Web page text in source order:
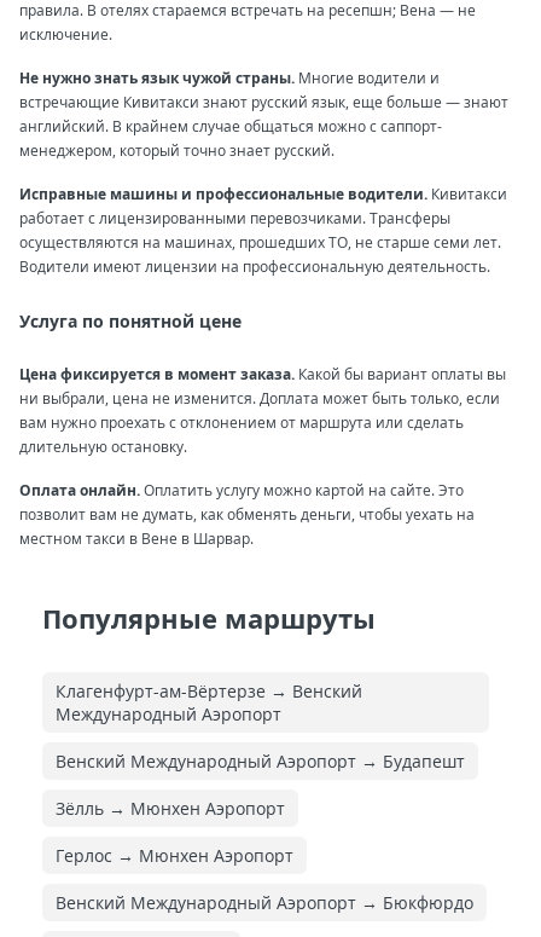
правила. В отелях стараемся встречать на ресепшн; Вена — не
исключение.
Не нужно знать язык чужой страны. Многие водители и
встречающие Кивитакси знают русский язык, еще больше — знают
английский. В крайнем случае общаться можно с саппорт-
менеджером, который точно знает русский.
Исправные машины и профессиональные водители. Кивитакси
работает с лицензированными перевозчиками. Трансферы
осуществляются на машинах, прошедших ТО, не старше семи лет.
Водители имеют лицензии на профессиональную деятельность.
Услуга по понятной цене
Цена фиксируется в момент заказа. Какой бы вариант оплаты вы
ни выбрали, цена не изменится. Доплата может быть только, если
вам нужно проехать с отклонением от маршрута или сделать
длительную остановку.
Оплата онлайн.Оплатить услугу можно картой на сайте. Это
позволит вам не думать, как обменять деньги, чтобы уехать на
местном такси в Вене в Шарвар.
Популярные маршруты
Клагенфурт-ам-Вёртерзе → Венский
Международный Аэропорт
Венский Международный Аэропорт → Будапешт
Зёлль → Мюнхен Аэропорт
Герлос → Мюнхен Аэропорт
Венский Международный Аэропорт → Бюкфюрдо